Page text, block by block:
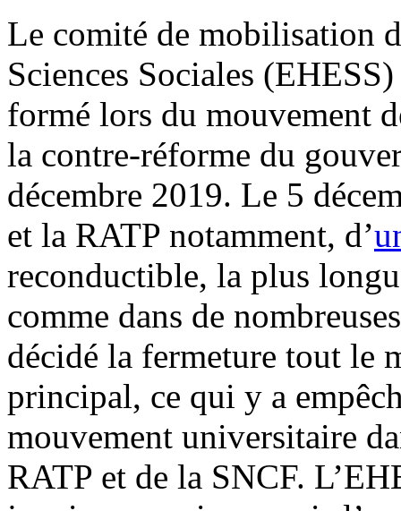
Le comité de mobilisation
Sciences Sociales
formé lors du mouvement
la contre-réforme du
décembre 2019. Le 5
et la RATP notamment, d’
reconductible, la plus
comme dans de
décidé la fermeture tout le
principal, ce qui y a
mouvement universitaire
RATP et de la SNCF.